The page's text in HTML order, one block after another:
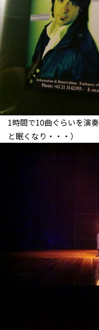
1時間で10曲ぐらいを演
と眠くなり・・・）